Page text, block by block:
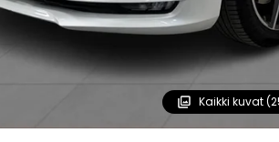
Kaikki kuvat